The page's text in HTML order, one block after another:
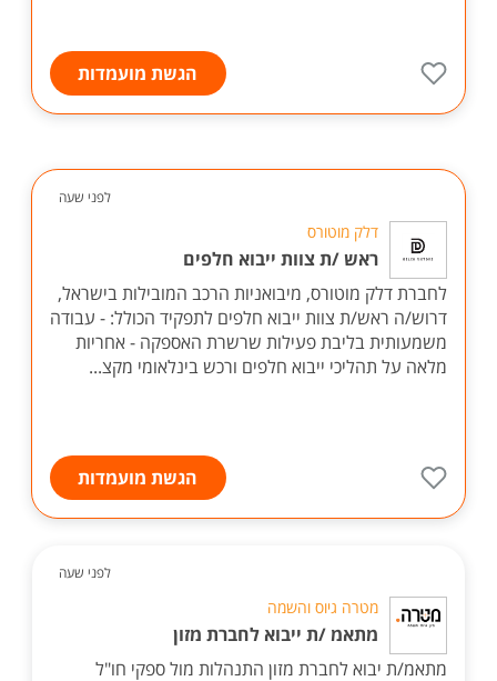
הגשת מועמדות
לפני שעה
דלק מוטורס
ראש /ת צוות ייבוא חלפים
לחברת דלק מוטורס, מיבואניות הרכב המובילות בישראל,
דרוש/ה ראש/ת צוות ייבוא חלפים לתפקיד הכולל: - עבודה
משמעותית בליבת פעילות שרשרת האספקה - אחריות
מלאה על תהליכי ייבוא חלפים ורכש בינלאומי מקצ...
הגשת מועמדות
לפני שעה
מטרה גיוס והשמה
מתאמ /ת ייבוא לחברת מזון
מתאמ/ת יבוא לחברת מזון התנהלות מול ספקי חו"ל